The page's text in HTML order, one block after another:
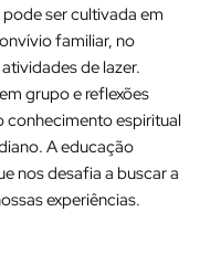
ser cultivada em
familiar, no
de lazer.
grupo e reflexões
conhecimento espiritual
A educação
nos desafia a buscar a
experiências.